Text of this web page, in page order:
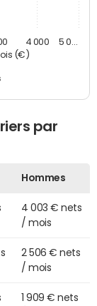
(€)
4 000 5 0…
par
Hommes
4 003 € nets
/ mois
2 506 € nets
/ mois
1 909 € nets